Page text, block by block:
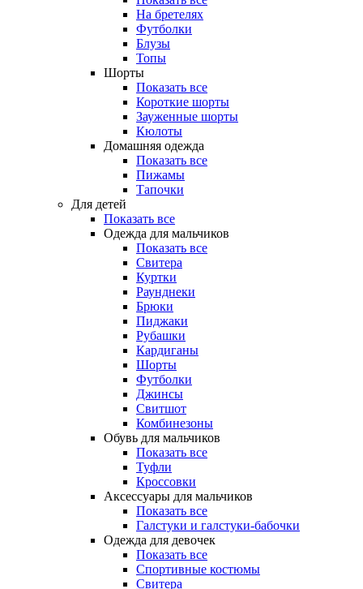
На бретелях
Футболки
Блузы
Топы
Шорты
Показать все
Короткие шорты
Зауженные шорты
Кюлоты
Домашняя одежда
Показать все
Пижамы
Тапочки
Для детей
Показать все
Одежда для мальчиков
Показать все
Свитера
Куртки
Раунднеки
Брюки
Пиджаки
Рубашки
Кардиганы
Шорты
Футболки
Джинсы
Свитшот
Комбинезоны
Обувь для мальчиков
Показать все
Туфли
Кроссовки
Аксессуары для мальчиков
Показать все
Галстуки и галстуки-бабочки
Одежда для девочек
Показать все
Спортивные костюмы
Свитера